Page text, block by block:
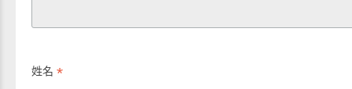
姓名 *